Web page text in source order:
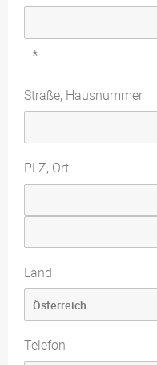
*
Straße, Hausnummer
PLZ, Ort
Land
Telefon